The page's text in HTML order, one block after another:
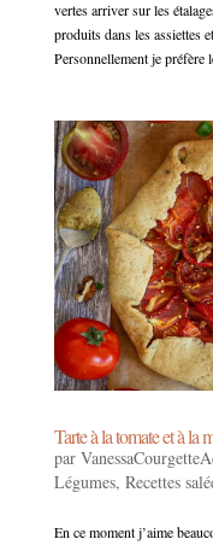
vertes arriver sur les
produits dans les assiettes
Personnellement je préfère
Tarte à la tomate et à la
par
Légumes, Recettes
En ce moment j’aime